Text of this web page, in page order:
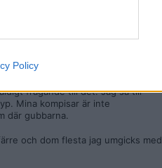
Policy
man kan tänka sig (typ 0
nästan motarbetande till
börja spela lite igen snart.
ju dom dagtid.
frågande till det. Jag sa till
Mina kompisar är inte
där gubbarna.
och dom flesta jag umgicks med